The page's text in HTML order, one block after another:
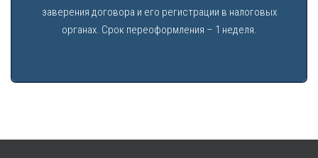
заверения договора и его регистрации в налоговых
органах. Срок переоформления – 1 неделя.